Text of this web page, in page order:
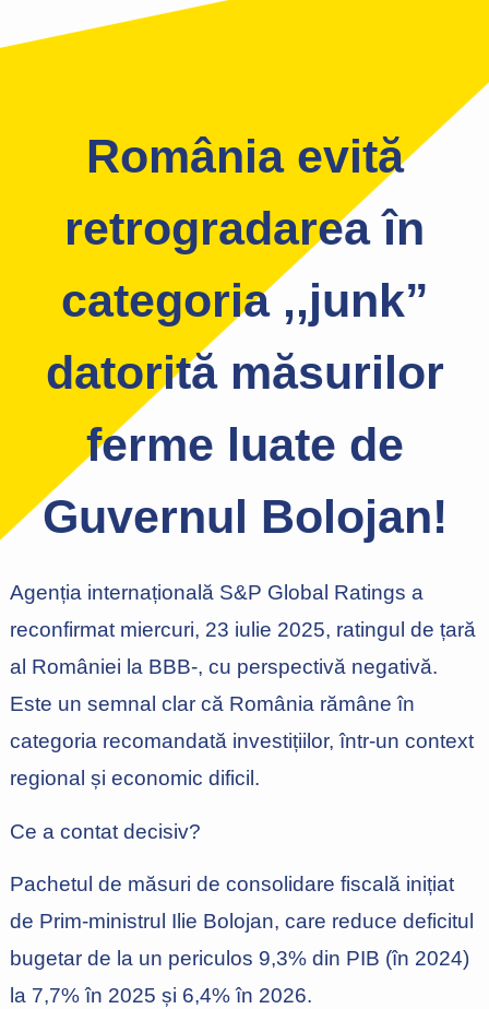
România evită
retrogradarea în
categoria ,,junk”
datorită măsurilor
ferme luate de
Guvernul Bolojan!
Agenția internațională S&P Global Ratings a
reconfirmat miercuri, 23 iulie 2025, ratingul de țară
al României la BBB-, cu perspectivă negativă.
Este un semnal clar că România rămâne în
categoria recomandată investițiilor, într-un context
regional și economic dificil.
Ce a contat decisiv?
Pachetul de măsuri de consolidare fiscală inițiat
de Prim-ministrul Ilie Bolojan, care reduce deficitul
bugetar de la un periculos 9,3% din PIB (în 2024)
la 7,7% în 2025 și 6,4% în 2026.